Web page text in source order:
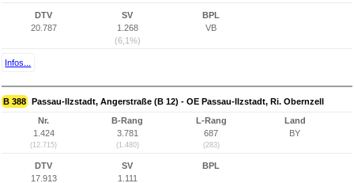
DTV
20.787
SV
1.268
(6,1%)
BPL
VB
Infos...
B 388 Passau-Ilzstadt, Angerstraße (B 12) - OE Passau-Ilzstadt, Ri. Obernzell
Nr.
1.424
(12.715)
B-Rang
3.781
(1.480)
L-Rang
687
(283)
Land
BY
DTV
17.913
SV
1.111
BPL